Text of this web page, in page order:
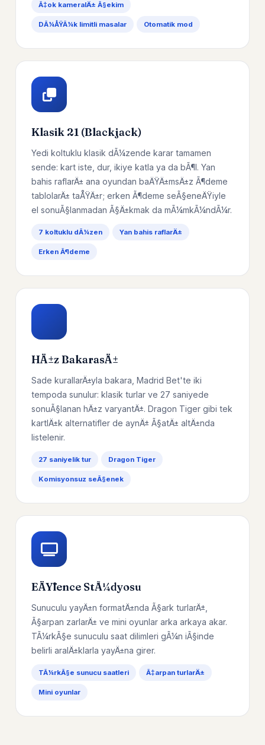
Ã‡ok kameralÄ± Ã§ekim
DÃ¼ÅŸÃ¼k limitli masalar Otomatik mod
Klasik 21 (Blackjack)
Yedi koltuklu klasik dÃ¼zende karar tamamen
sende: kart iste, dur, ikiye katla ya da bÃ¶l. Yan
bahis raflarÄ± ana oyundan baÄŸÄ±msÄ±z Ã¶deme
tablolarÄ± taÅŸÄ±r; erken Ã¶deme seÃ§eneÄŸiyle
el sonuÃ§lanmadan Ã§Ä±kmak da mÃ¼mkÃ¼ndÃ¼r.
7 koltuklu dÃ¼zen Yan bahis raflarÄ±
Erken Ã¶deme
HÄ±z BakarasÄ±
Sade kurallarÄ±yla bakara, Madrid Bet'te iki
tempoda sunulur: klasik turlar ve 27 saniyede
sonuÃ§lanan hÄ±z varyantÄ±. Dragon Tiger gibi tek
kartlÄ±k alternatifler de aynÄ± Ã§atÄ± altÄ±nda
listelenir.
27 saniyelik tur Dragon Tiger
Komisyonsuz seÃ§enek
EÄŸlence StÃ¼dyosu
Sunuculu yayÄ±n formatÄ±nda Ã§ark turlarÄ±,
Ã§arpan zarlarÄ± ve mini oyunlar arka arkaya akar.
TÃ¼rkÃ§e sunuculu saat dilimleri gÃ¼n iÃ§inde
belirli aralÄ±klarla yayÄ±na girer.
TÃ¼rkÃ§e sunucu saatleri Ã‡arpan turlarÄ±
Mini oyunlar